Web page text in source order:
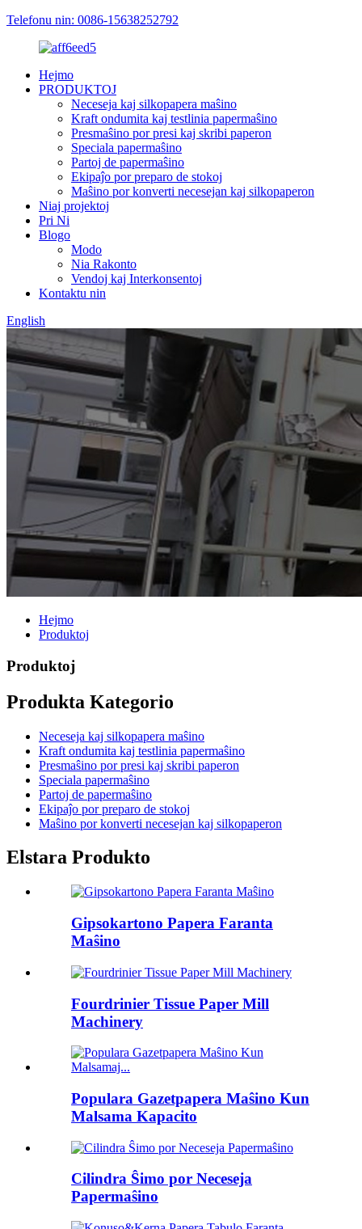
Telefonu nin: 0086-15638252792
Hejmo
PRODUKTOJ
Neceseja kaj silkopapera maŝino
Kraft ondumita kaj testlinia papermaŝino
Presmaŝino por presi kaj skribi paperon
Speciala papermaŝino
Partoj de papermaŝino
Ekipaĵo por preparo de stokoj
Maŝino por konverti necesejan kaj silkopaperon
Niaj projektoj
Pri Ni
Blogo
Modo
Nia Rakonto
Vendoj kaj Interkonsentoj
Kontaktu nin
English
Hejmo
Produktoj
Produktoj
Produkta Kategorio
Neceseja kaj silkopapera maŝino
Kraft ondumita kaj testlinia papermaŝino
Presmaŝino por presi kaj skribi paperon
Speciala papermaŝino
Partoj de papermaŝino
Ekipaĵo por preparo de stokoj
Maŝino por konverti necesejan kaj silkopaperon
Elstara Produkto
Gipsokartono Papera Faranta
Maŝino
Fourdrinier Tissue Paper Mill
Machinery
Populara Gazetpapera Maŝino Kun
Malsama Kapacito
Cilindra Ŝimo por Neceseja
Papermaŝino